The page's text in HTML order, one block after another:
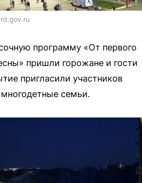
программу «От первого
пришли горожане и гости
пригласили участников
семьи.